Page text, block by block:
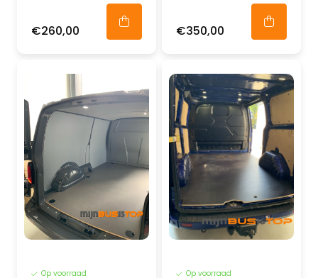
€260,00 €350,00
Op voorraad Op voorraad